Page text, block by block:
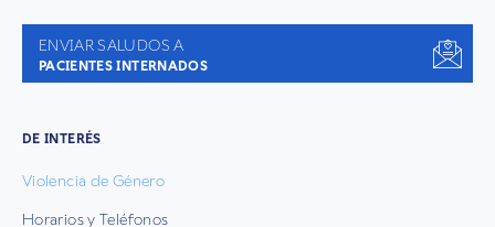
ENVIAR SALUDOS A
PACIENTES INTERNADOS
DE INTERÉS
Violencia de Género
Horarios y Teléfonos